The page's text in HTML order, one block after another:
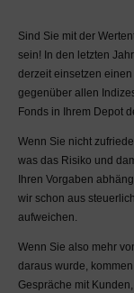
Sind Sie mit der
sein! In den letzten
derzeit einsetzen
gegenüber allen
Fonds in Ihrem Depot
Wenn Sie nicht
was das Risiko und
Ihren Vorgaben
wir schon aus
aufweichen.
Wenn Sie also mehr
daraus wurde,
Gespräche mit